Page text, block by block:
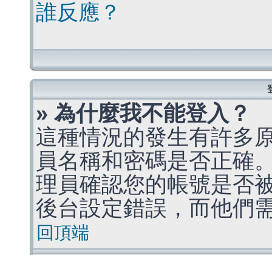
誰反應？
» 為什麼我不能登入？
這種情況的發生有許多
員名稱和密碼是否正確
理員確認您的帳號是否
後台設定錯誤，而他們
回頂端